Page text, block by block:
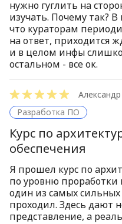
нужно гуглить на
изучать. Почему так?
что кураторам
на ответ, приходится
и в целом инфы
остальном - все ок.
Разработка ПО
Курс по
обеспечения
Я прошел курс по
по уровню проработки
один из самых сильных
проходил. Здесь дают
представление, а